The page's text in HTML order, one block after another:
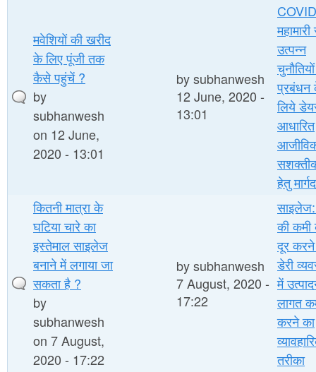
मवेशियों की खरीद
के लिए पूंजी तक
कैसे पहुंचें ?
by
subhanwesh
on 12 June,
2020 - 13:01
bysubhanwesh
12 June, 2020 -
13:01
उत्पन्न
प्रबंधन
लिये
आधारित
हेतु
कितनी मात्रा के
घटिया चारे का
इस्तेमाल साइलेज
बनाने में लगाया जा
सकता है ?
by
subhanwesh
on 7 August,
2020 - 17:22
bysubhanwesh
7 August, 2020 -
17:22
की कमी
दूर
डेरी
में
लागत
करने का
तरीका